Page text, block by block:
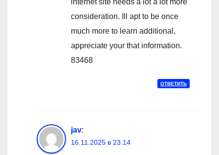
consideration. Ill apt to be once
much more to learn additional,
appreciate your that information.
83468
ОТВЕТИТЬ
jav:
16.11.2025 в 23:14